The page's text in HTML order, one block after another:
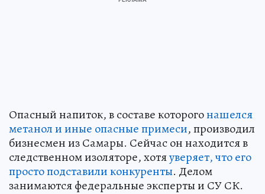
Опасный напиток, в составе которогонашелся
метанол и иные опасные примеси, производил
бизнесмен из Самары. Сейчас он находится в
следственном изоляторе, хотяуверяет, что его
просто подставили конкуренты. Делом
занимаются федеральные эксперты и СУ СК.